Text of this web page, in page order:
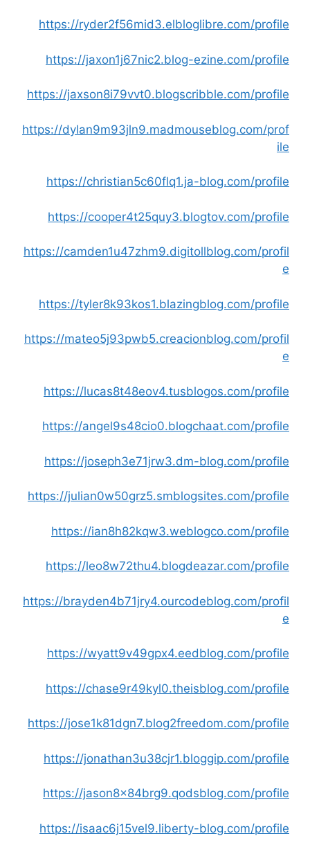
https://ryder2f56mid3.elbloglibre.com/profile
https://jaxon1j67nic2.blog-ezine.com/profile
https://jaxson8i79vvt0.blogscribble.com/profile
https://dylan9m93jln9.madmouseblog.com/prof
ile
https://christian5c60flq1.ja-blog.com/profile
https://cooper4t25quy3.blogtov.com/profile
https://camden1u47zhm9.digitollblog.com/profil
e
https://tyler8k93kos1.blazingblog.com/profile
https://mateo5j93pwb5.creacionblog.com/profil
e
https://lucas8t48eov4.tusblogos.com/profile
https://angel9s48cio0.blogchaat.com/profile
https://joseph3e71jrw3.dm-blog.com/profile
https://julian0w50grz5.smblogsites.com/profile
https://ian8h82kqw3.weblogco.com/profile
https://leo8w72thu4.blogdeazar.com/profile
https://brayden4b71jry4.ourcodeblog.com/profil
e
https://wyatt9v49gpx4.eedblog.com/profile
https://chase9r49kyl0.theisblog.com/profile
https://jose1k81dgn7.blog2freedom.com/profile
https://jonathan3u38cjr1.bloggip.com/profile
https://jason8x84brg9.qodsblog.com/profile
https://isaac6j15vel9.liberty-blog.com/profile